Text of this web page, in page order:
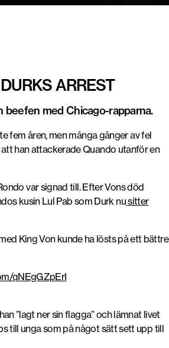
ARREST
beefen med Chicago-rapparna.
fem åren, men många gånger av fel
han attackerade Quando utanför en
var signad till. Efter Vons död
kusin Lul Pab som Durk nusitter
King Von kunde ha lösts på ett bättre
qNEgGZpErI
”lagt ner sin flagga” och lämnat livet
till unga som på något sätt sett upp till